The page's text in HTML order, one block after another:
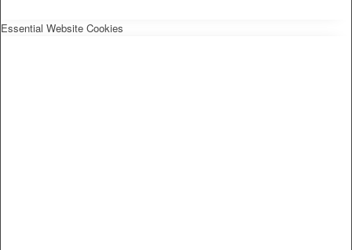
Essential Website Cookies